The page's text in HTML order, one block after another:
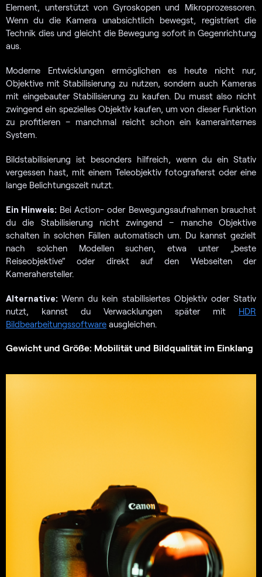
Element, unterstützt von Gyroskopen und Mikroprozessoren.
Wenn du die Kamera unabsichtlich bewegst, registriert die
Technik dies und gleicht die Bewegung sofort in Gegenrichtung
aus.
Moderne Entwicklungen ermöglichen es heute nicht nur,
Objektive mit Stabilisierung zu nutzen, sondern auch Kameras
mit eingebauter Stabilisierung zu kaufen. Du musst also nicht
zwingend ein spezielles Objektiv kaufen, um von dieser Funktion
zu profitieren – manchmal reicht schon ein kamerainternes
System.
Bildstabilisierung ist besonders hilfreich, wenn du ein Stativ
vergessen hast, mit einem Teleobjektiv fotografierst oder eine
lange Belichtungszeit nutzt.
Ein Hinweis: Bei Action- oder Bewegungsaufnahmen brauchst
du die Stabilisierung nicht zwingend – manche Objektive
schalten in solchen Fällen automatisch um. Du kannst gezielt
nach solchen Modellen suchen, etwa unter „beste
Reiseobjektive“ oder direkt auf den Webseiten der
Kamerahersteller.
Alternative:Wenn du kein stabilisiertes Objektiv oder Stativ
nutzt, kannst du Verwacklungen später mit HDR
Bildbearbeitungssoftware ausgleichen.
Gewicht und Größe: Mobilität und Bildqualität im Einklang